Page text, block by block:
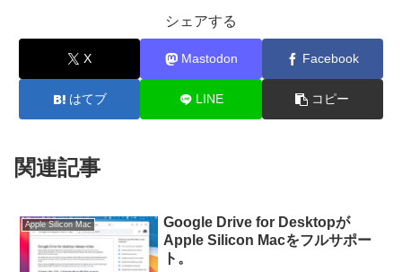
シェアする
X Mastodon Facebook
はてブ LINE コピー
関連記事
Apple Silicon Mac
Google Drive for Desktopが
Apple Silicon Macをフルサポー
ト。